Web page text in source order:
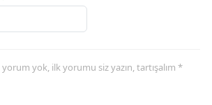
yok, ilk yorumu siz yazın, tartışalım *